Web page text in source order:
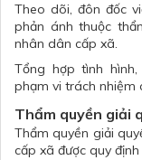
Theo dõi, đôn đốc
phản ánh thuộc
nhân dân cấp xã.
Tổng hợp tình
phạm vi trách nhiệm
Thẩm quyền giải
Thẩm quyền giải
cấp xã được quy định